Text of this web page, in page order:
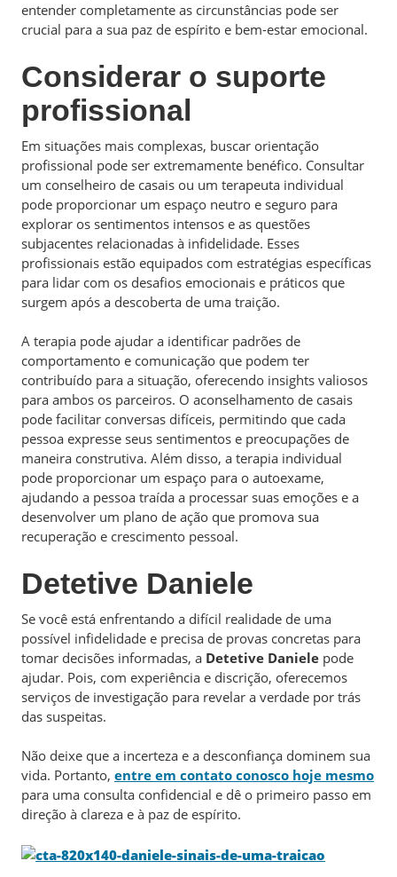
entender completamente as circunstâncias pode ser
crucial para a sua paz de espírito e bem-estar emocional.
Considerar o suporte
profissional
Em situações mais complexas, buscar orientação
profissional pode ser extremamente benéfico. Consultar
um conselheiro de casais ou um terapeuta individual
pode proporcionar um espaço neutro e seguro para
explorar os sentimentos intensos e as questões
subjacentes relacionadas à infidelidade. Esses
profissionais estão equipados com estratégias específicas
para lidar com os desafios emocionais e práticos que
surgem após a descoberta de uma traição.
A terapia pode ajudar a identificar padrões de
comportamento e comunicação que podem ter
contribuído para a situação, oferecendo insights valiosos
para ambos os parceiros. O aconselhamento de casais
pode facilitar conversas difíceis, permitindo que cada
pessoa expresse seus sentimentos e preocupações de
maneira construtiva. Além disso, a terapia individual
pode proporcionar um espaço para o autoexame,
ajudando a pessoa traída a processar suas emoções e a
desenvolver um plano de ação que promova sua
recuperação e crescimento pessoal.
Detetive Daniele
Se você está enfrentando a difícil realidade de uma
possível infidelidade e precisa de provas concretas para
tomar decisões informadas, a Detetive Daniele pode
ajudar. Pois, com experiência e discrição, oferecemos
serviços de investigação para revelar a verdade por trás
das suspeitas.
Não deixe que a incerteza e a desconfiança dominem sua
vida. Portanto, entre em contato conosco hoje mesmo
para uma consulta confidencial e dê o primeiro passo em
direção à clareza e à paz de espírito.